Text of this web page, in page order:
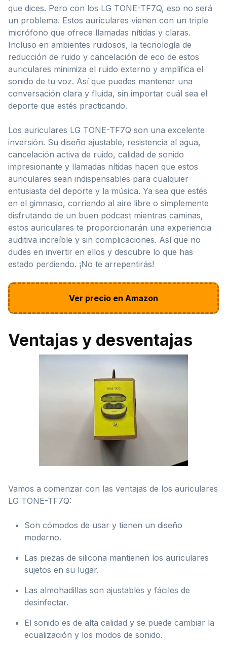
que dices. Pero con los LG TONE-TF7Q, eso no será
un problema. Estos auriculares vienen con un triple
micrófono que ofrece llamadas nítidas y claras.
Incluso en ambientes ruidosos, la tecnología de
reducción de ruido y cancelación de eco de estos
auriculares minimiza el ruido externo y amplifica el
sonido de tu voz. Así que puedes mantener una
conversación clara y fluida, sin importar cuál sea el
deporte que estés practicando.
Los auriculares LG TONE-TF7Q son una excelente
inversión. Su diseño ajustable, resistencia al agua,
cancelación activa de ruido, calidad de sonido
impresionante y llamadas nítidas hacen que estos
auriculares sean indispensables para cualquier
entusiasta del deporte y la música. Ya sea que estés
en el gimnasio, corriendo al aire libre o simplemente
disfrutando de un buen podcast mientras caminas,
estos auriculares te proporcionarán una experiencia
auditiva increíble y sin complicaciones. Así que no
dudes en invertir en ellos y descubre lo que has
estado perdiendo. ¡No te arrepentirás!
Ver precio en Amazon
Ventajas y desventajas
Vamos a comenzar con las ventajas de los auriculares
LG TONE-TF7Q:
Son cómodos de usar y tienen un diseño
moderno.
Las piezas de silicona mantienen los auriculares
sujetos en su lugar.
Las almohadillas son ajustables y fáciles de
desinfectar.
El sonido es de alta calidad y se puede cambiar la
ecualización y los modos de sonido.